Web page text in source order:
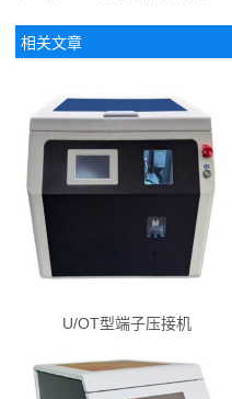
相关文章
U/OT型端子压接机